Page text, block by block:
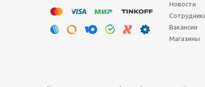
Новости
Вакансии
Магазины